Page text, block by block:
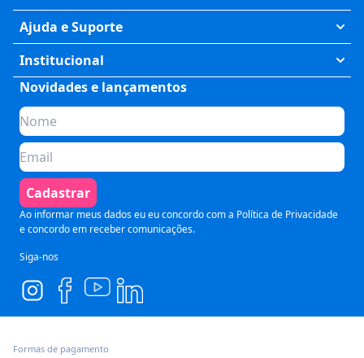
Exatas
Humanas
Saúde
Tecnologia
Preparatórios
Comunicação
Pós Graduação
Ajuda e Suporte
Meus Cursos
Fale Conosco
Perguntas Frequentes
Formas de Pagamento
Política de Cancelamento
Termos de Uso
Segurança e Privacidade
Institucional
Quem somos
Planos de assinatura
Para Empresas
Seja um parceiro
Blog
Novidades e lançamentos
Cadastrar
Ao informar meus dados eu eu concordo com a Política de Privacidade
e concordo em receber comunicações.
Siga-nos
Formas de pagamento